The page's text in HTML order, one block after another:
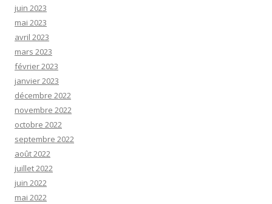
juin 2023
mai 2023
avril 2023
mars 2023
février 2023
janvier 2023
décembre 2022
novembre 2022
octobre 2022
septembre 2022
août 2022
juillet 2022
juin 2022
mai 2022